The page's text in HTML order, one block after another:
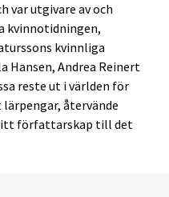
var utgivare av och
kvinnotidningen,
kvinnliga
Hansen, Andrea Reinert
reste ut i världen för
återvände
sitt författarskap till det